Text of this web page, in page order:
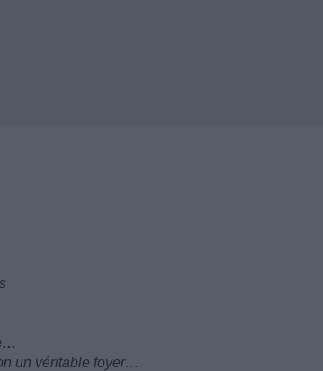
un véritable foyer…